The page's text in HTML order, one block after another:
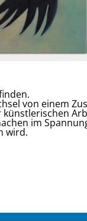
von einem
im
wird.